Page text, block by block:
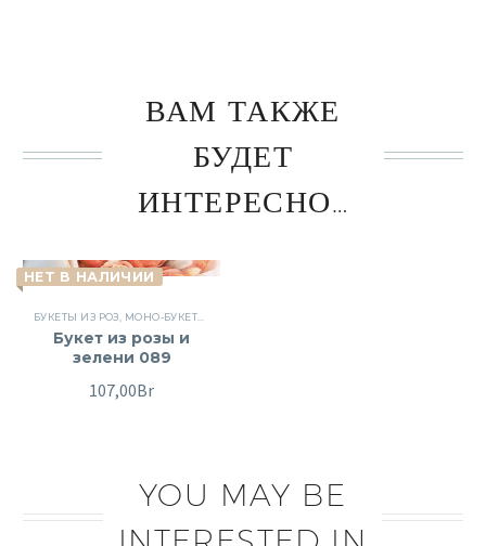
ВАМ ТАКЖЕ
БУДЕТ
ИНТЕРЕСНО…
НЕТ В НАЛИЧИИ
БУКЕТЫ ИЗ РОЗ МОНО-БУКЕТЫ
Букет из розы и
зелени 089
107,00Br
YOU MAY BE